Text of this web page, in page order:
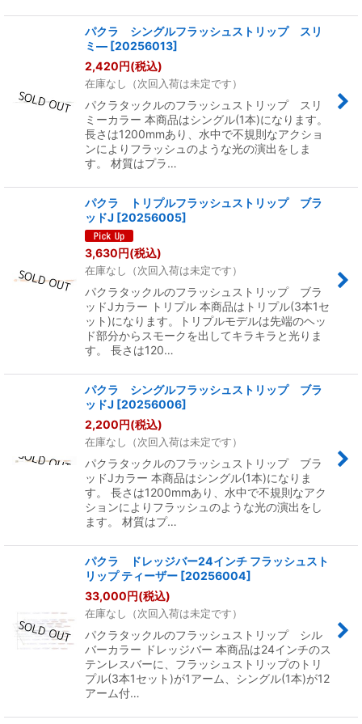
パクラ シングルフラッシュストリップ スリ
ミ― [20256013]
2,420円(税込)
在庫なし（次回入荷は未定です）
パクラタックルのフラッシュストリップ スリ
ミーカラー 本商品はシングル(1本)になります。
長さは1200mmあり、水中で不規則なアクショ
ンによりフラッシュのような光の演出をしま
す。 材質はプラ…
パクラ トリプルフラッシュストリップ ブラ
ッドJ [20256005]
3,630円(税込)
在庫なし（次回入荷は未定です）
パクラタックルのフラッシュストリップ ブラ
ッドJカラー トリプル 本商品はトリプル(3本1セ
ット)になります。トリプルモデルは先端のヘッ
ド部分からスモークを出してキラキラと光りま
す。 長さは120…
パクラ シングルフラッシュストリップ ブラ
ッドJ [20256006]
2,200円(税込)
在庫なし（次回入荷は未定です）
パクラタックルのフラッシュストリップ ブラ
ッドJカラー 本商品はシングル(1本)になりま
す。 長さは1200mmあり、水中で不規則なアク
ションによりフラッシュのような光の演出をし
ます。 材質はプ…
パクラ ドレッジバー24インチ フラッシュスト
リップ ティーザー [20256004]
33,000円(税込)
在庫なし（次回入荷は未定です）
パクラタックルのフラッシュストリップ シル
バーカラー ドレッジバー 本商品は24インチのス
テンレスバーに、フラッシュストリップのトリ
プル(3本1セット)が1アーム、シングル(1本)が12
アーム付…